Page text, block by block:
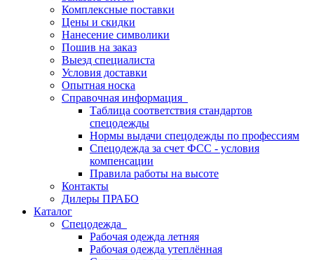
Комплексные поставки
Цены и скидки
Нанесение символики
Пошив на заказ
Выезд специалиста
Условия доставки
Опытная носка
Справочная информация
Таблица соответствия стандартов
спецодежды
Нормы выдачи спецодежды по профессиям
Спецодежда за счет ФСС - условия
компенсации
Правила работы на высоте
Контакты
Дилеры ПРАБО
Каталог
Спецодежда
Рабочая одежда летняя
Рабочая одежда утеплённая